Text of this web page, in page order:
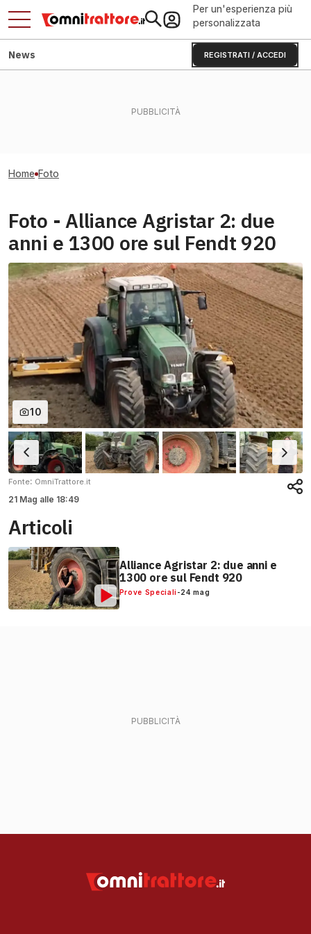
Per un'esperienza più
personalizzata
REGISTRATI / ACCEDI
News
Home Foto
Foto - Alliance Agristar 2: due
anni e 1300 ore sul Fendt 920
10
Fonte: OmniTrattore.it
21 Mag alle 18:49
Articoli
Alliance Agristar 2: due anni e
1300 ore sul Fendt 920
Prove Speciali -24 mag